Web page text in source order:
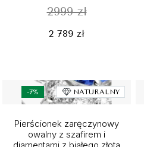
2999 zł
2 789 zł
-7% NATURALNY
Pierścionek zaręczynowy
owalny z szafirem i